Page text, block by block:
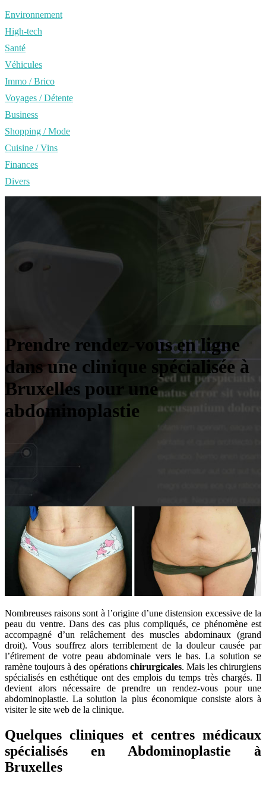
Environnement
High-tech
Santé
Véhicules
Immo / Brico
Voyages / Détente
Business
Shopping / Mode
Cuisine / Vins
Finances
Divers
Prendre rendez-vous en ligne
dans une clinique spécialisée à
Bruxelles pour une
abdominoplastie
Nombreuses raisons sont à l’origine d’une distension excessive de la
peau du ventre. Dans des cas plus compliqués, ce phénomène est
accompagné d’un relâchement des muscles abdominaux (grand
droit). Vous souffrez alors terriblement de la douleur causée par
l’étirement de votre peau abdominale vers le bas. La solution se
ramène toujours à des opérations chirurgicales. Mais les chirurgiens
spécialisés en esthétique ont des emplois du temps très chargés. Il
devient alors nécessaire de prendre un rendez-vous pour une
abdominoplastie. La solution la plus économique consiste alors à
visiter le site web de la clinique.
Quelques cliniques et centres médicaux
spécialisés en Abdominoplastie à
Bruxelles